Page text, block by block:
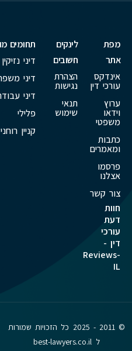
מפת
אתר
אינדקס
עורכי דין
ערוץ
וידאו
משפטי
כתבות
ומאמרים
פרסמו
אצלנו
צור קשר
חוות
דעת
עורכי
דין -
Reviews-
IL
לינקים
חשובים
הצהרת
נגישות
תנאי
שימוש
תחומים
דיני נזיקין
דיני
דיני
פלילי
קניין רוחני
© 2011 - 2025 כל הזכויות שמורות
ל best-lawyers.co.il